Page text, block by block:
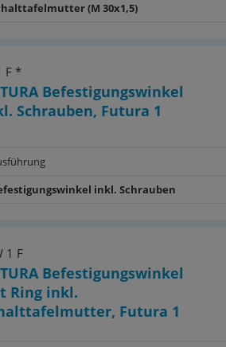
(M 30x1,5)
F *
Befestigungswinkel
Schrauben, Futura 1
inkl. Schrauben
1 F
Befestigungswinkel
Ring inkl.
Futura 1